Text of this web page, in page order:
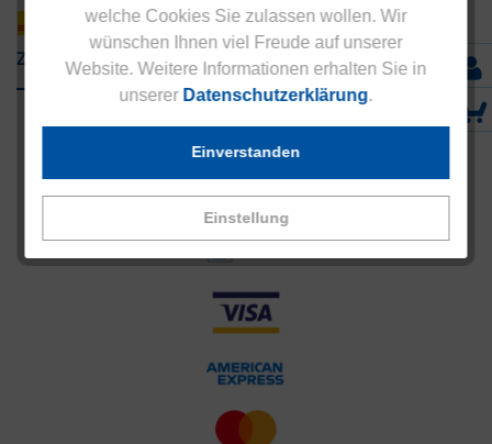
welche Cookies Sie zulassen wollen. Wir
wünschen Ihnen viel Freude auf unserer
Website. Weitere Informationen erhalten Sie in
unserer Datenschutzerklärung.
Einstellung
Einverstanden
Zahlungsarten